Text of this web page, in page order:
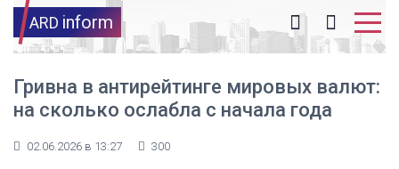
ARD inform
Гривна в антирейтинге мировых валют:
на сколько ослабла с начала года
02.06.2026 в 13:27 300